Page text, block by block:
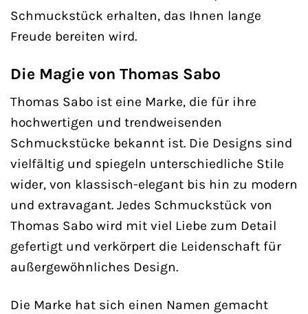
Schmuckstück erhalten, das Ihnen lange
Freude bereiten wird.
Die Magie von Thomas Sabo
Thomas Sabo ist eine Marke, die für ihre
hochwertigen und trendweisenden
Schmuckstücke bekannt ist. Die Designs sind
vielfältig und spiegeln unterschiedliche Stile
wider, von klassisch-elegant bis hin zu modern
und extravagant. Jedes Schmuckstück von
Thomas Sabo wird mit viel Liebe zum Detail
gefertigt und verkörpert die Leidenschaft für
außergewöhnliches Design.
Die Marke hat sich einen Namen gemacht